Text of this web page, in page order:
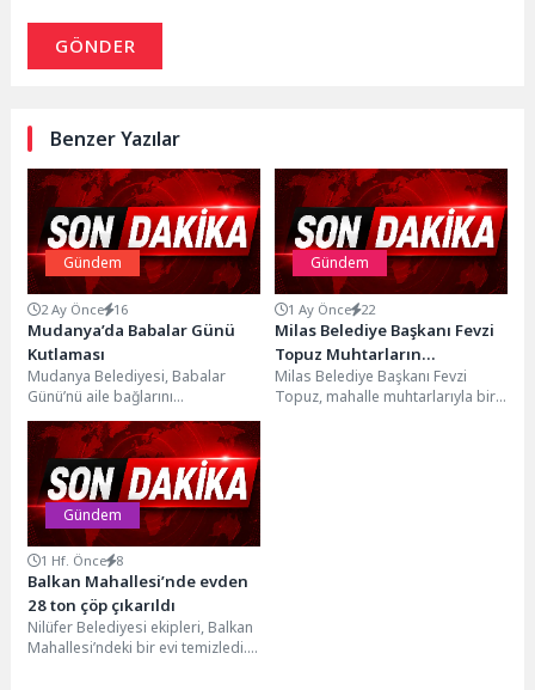
GÖNDER
Benzer Yazılar
Gündem
2 Ay Önce 16
Mudanya’da Babalar Günü
Kutlaması
Mudanya Belediyesi, Babalar
Günü’nü aile bağlarını
güçlendiren, paylaşım ve birlik
duygusunu öne çıkaran renkli
etkinliklerle...
Gündem
1 Ay Önce 22
Milas Belediye Başkanı Fevzi
Topuz Muhtarların
Taleplerini Dinledi
Milas Belediye Başkanı Fevzi
Topuz, mahalle muhtarlarıyla bir
Gündem
1 Hf. Önce 8
Balkan Mahallesi’nde evden
28 ton çöp çıkarıldı
Nilüfer Belediyesi ekipleri, Balkan
Mahallesi’ndeki bir evi temizledi.